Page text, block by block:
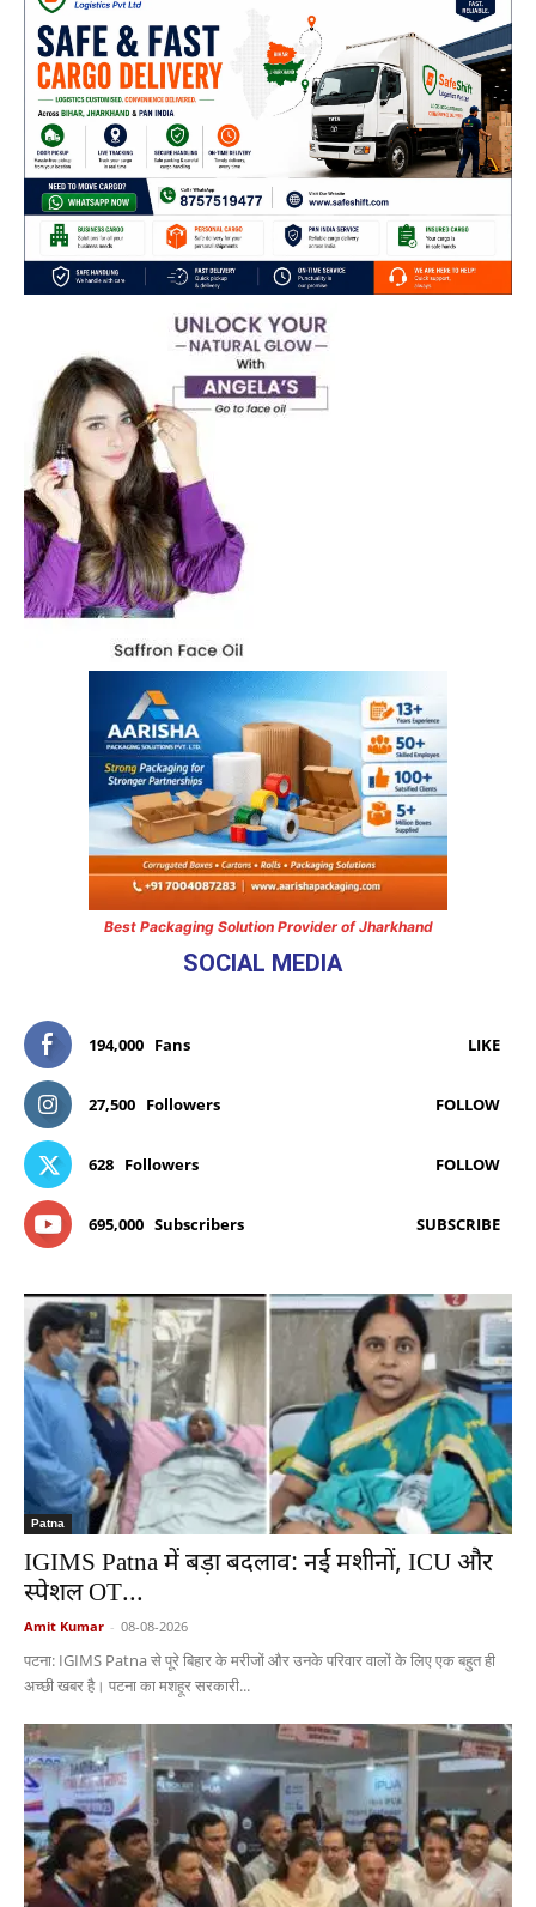
Best Packaging Solution Provider of Jharkhand
SOCIAL MEDIA
194,000 Fans LIKE
27,500 Followers FOLLOW
628 Followers FOLLOW
695,000 Subscribers SUBSCRIBE
Patna
IGIMS Patna में बड़ा बदलाव: नई मशीनों, ICU और
स्पेशल OT...
Amit Kumar - 08-08-2026
पटना: IGIMS Patna से पूरे बिहार के मरीजों और उनके परिवार वालों के लिए एक बहुत ही
अच्छी खबर है। पटना का मशहूर सरकारी...